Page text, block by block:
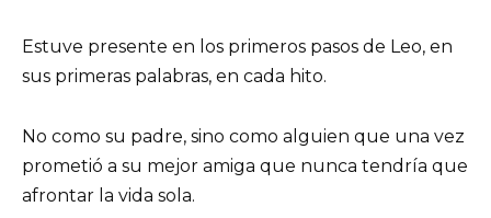
Estuve presente en los primeros pasos de Leo, en
sus primeras palabras, en cada hito.
No como su padre, sino como alguien que una vez
prometió a su mejor amiga que nunca tendría que
afrontar la vida sola.